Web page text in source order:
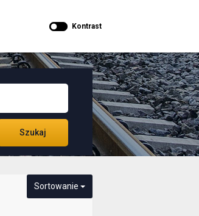
Kontrast
Szukaj
Sortowanie